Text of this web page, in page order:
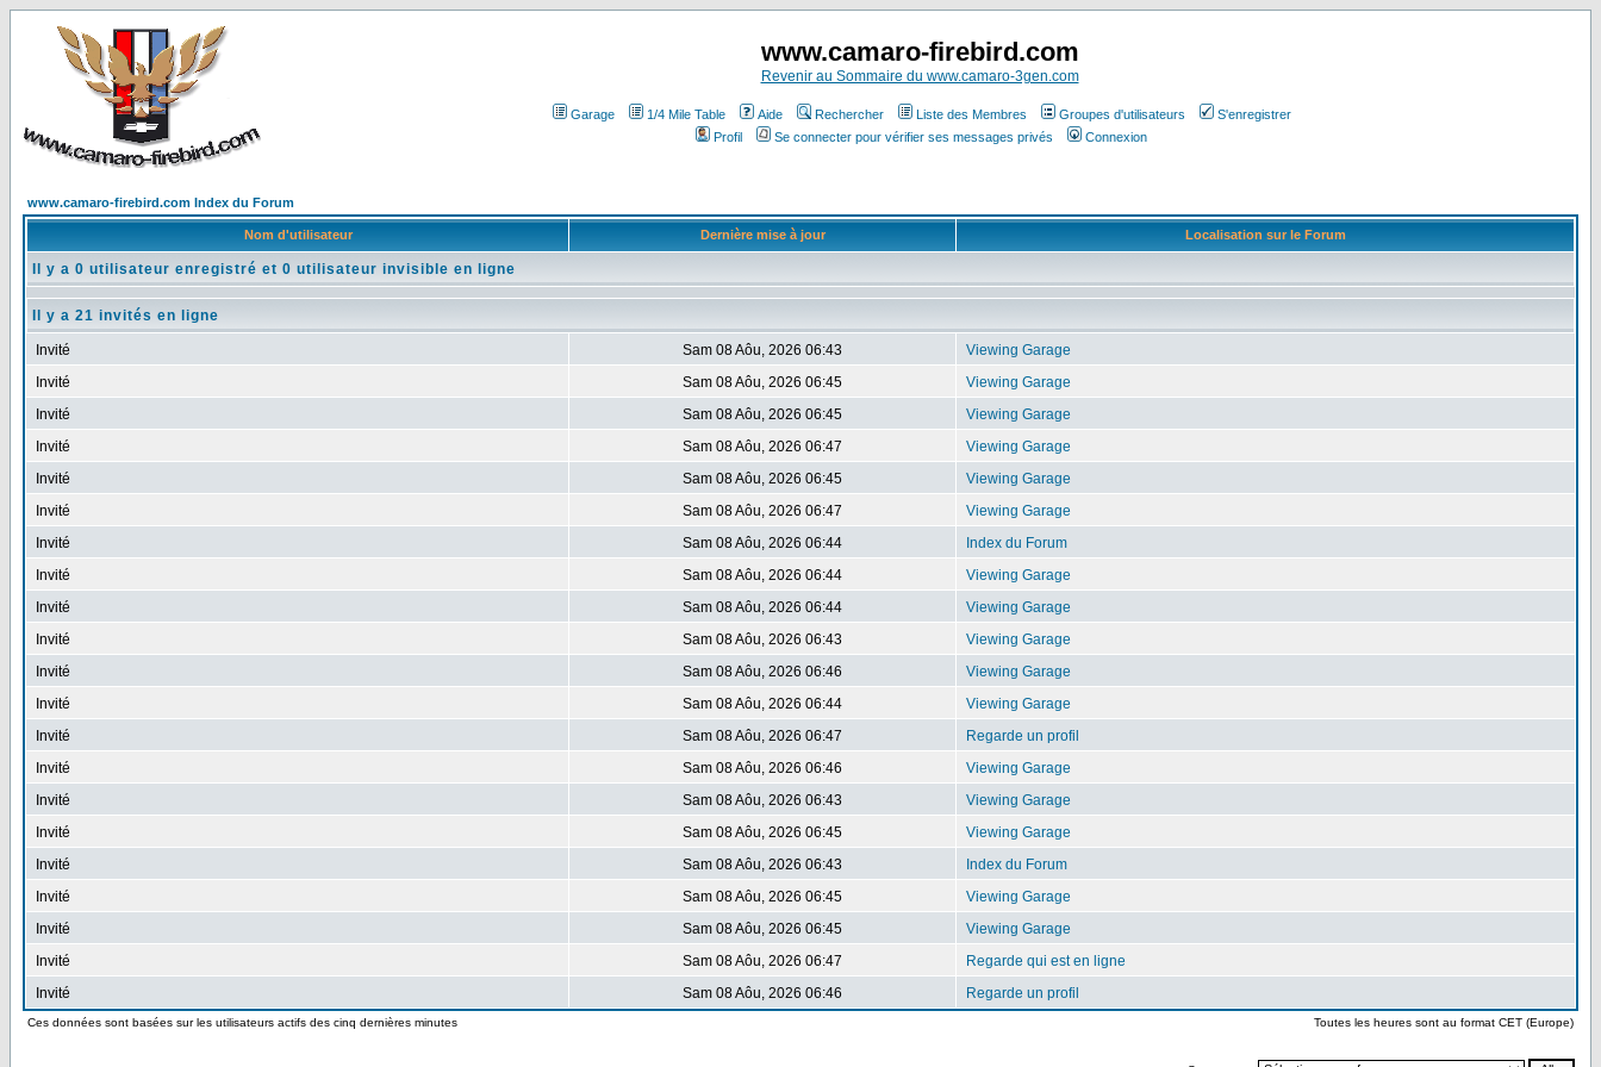
www.camaro-firebird.com
Revenir au Sommaire du www.camaro-3gen.com
Garage 1/4 Mile Table Aide Rechercher Liste des Membres Groupes d'utilisateurs
S'enregistrer
Profil
Se connecter pour vérifier ses messages privés Connexion
www.camaro-firebird.com Index du Forum
Nom d'utilisateur Dernière mise à jour Localisation sur le Forum
Il y a 0 utilisateur enregistré et 0 utilisateur invisible en ligne
Il y a 21 invités en ligne
Invité Sam 08 Aôu, 2026 06:43
Viewing Garage
Invité
Sam 08 Aôu, 2026 06:45
Viewing Garage
Invité
Sam 08 Aôu, 2026 06:45
Viewing Garage
Invité
Sam 08 Aôu, 2026 06:47
Viewing Garage
Invité
Sam 08 Aôu, 2026 06:45
Viewing Garage
Invité
Sam 08 Aôu, 2026 06:47
Viewing Garage
Invité
Sam 08 Aôu, 2026 06:44
Index du Forum
Invité
Sam 08 Aôu, 2026 06:44
Viewing Garage
Invité
Sam 08 Aôu, 2026 06:44
Viewing Garage
Invité
Sam 08 Aôu, 2026 06:43
Viewing Garage
Invité
Sam 08 Aôu, 2026 06:46
Viewing Garage
Invité
Sam 08 Aôu, 2026 06:44
Viewing Garage
Invité
Sam 08 Aôu, 2026 06:47
Regarde un profil
Invité
Sam 08 Aôu, 2026 06:46
Viewing Garage
Invité
Sam 08 Aôu, 2026 06:43
Viewing Garage
Invité
Sam 08 Aôu, 2026 06:45
Viewing Garage
Invité
Sam 08 Aôu, 2026 06:43
Index du Forum
Invité
Sam 08 Aôu, 2026 06:45
Viewing Garage
Invité
Sam 08 Aôu, 2026 06:45
Viewing Garage
Invité
Sam 08 Aôu, 2026 06:47
Regarde qui est en ligne
Invité
Sam 08 Aôu, 2026 06:46 Regarde un profil
Ces données sont basées sur les utilisateurs actifs des cinq dernières minutes Toutes les heures sont au format CET (Europe)